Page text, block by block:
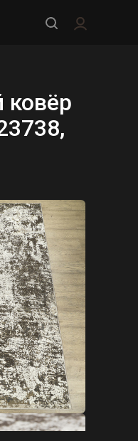
ковёр